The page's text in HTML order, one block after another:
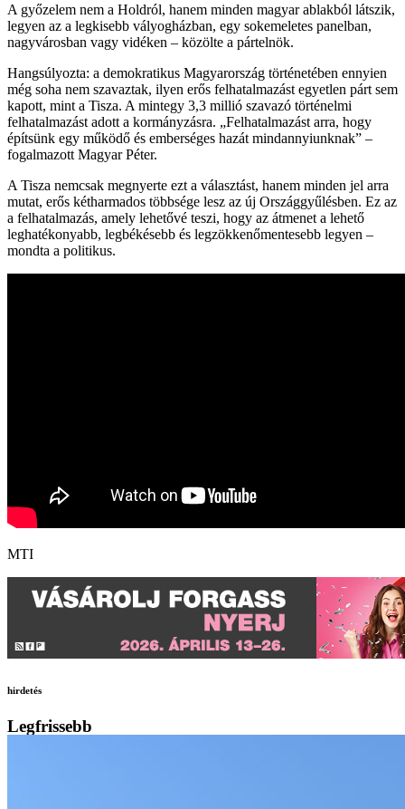
A győzelem nem a Holdról, hanem minden magyar ablakból látszik,
legyen az a legkisebb vályogházban, egy sokemeletes panelban,
nagyvárosban vagy vidéken – közölte a pártelnök.
Hangsúlyozta: a demokratikus Magyarország történetében ennyien
még soha nem szavaztak, ilyen erős felhatalmazást egyetlen párt sem
kapott, mint a Tisza. A mintegy 3,3 millió szavazó történelmi
felhatalmazást adott a kormányzásra. „Felhatalmazást arra, hogy
építsünk egy működő és emberséges hazát mindannyiunknak” –
fogalmazott Magyar Péter.
A Tisza nemcsak megnyerte ezt a választást, hanem minden jel arra
mutat, erős kétharmados többsége lesz az új Országgyűlésben. Ez az
a felhatalmazás, amely lehetővé teszi, hogy az átmenet a lehető
leghatékonyabb, legbékésebb és legzökkenőmentesebb legyen –
mondta a politikus.
MTI
hirdetés
Legfrissebb